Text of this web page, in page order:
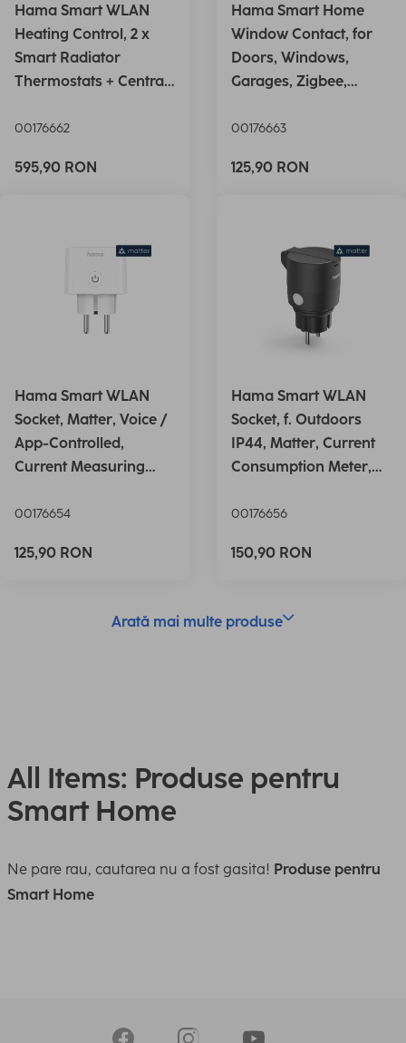
Hama Smart WLAN
Heating Control, 2 x
Smart Radiator
Thermostats + Central
00176662
595,90 RON
Hama Smart Home
Window Contact, for
Doors, Windows,
Garages, Zigbee,
00176663
125,90 RON
Hama Smart WLAN
Socket, Matter, Voice /
App-Controlled,
Current Measuring
00176654
125,90 RON
Hama Smart WLAN
Socket, f. Outdoors
IP44, Matter, Current
Consumption Meter,
00176656
150,90 RON
Arată mai multe produse
All Items: Produse pentru
Smart Home
Ne pare rau, cautarea nu a fost gasita! Produse pentru
Smart Home